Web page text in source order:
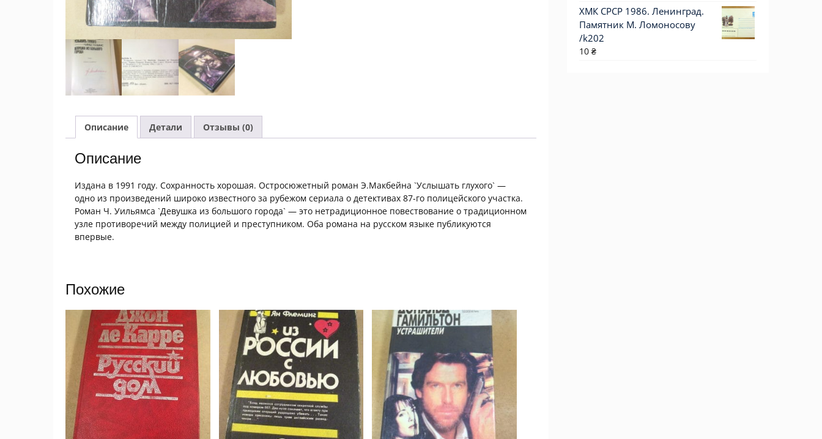
Описание Детали Отзывы (0)
Описание
Издана в 1991 году. Сохранность хорошая. Остросюжетный роман Э.Макбейна `Услышать глухого` —
одно из произведений широко известного за рубежом сериала о детективах 87-го полицейского участка.
Роман Ч. Уильямса `Девушка из большого города` — это нетрадиционное повествование о традиционном
узле противоречий между полицией и преступником. Оба романа на русском языке публикуются
впервые.
Похожие
ХМК СРСР 1986. Ленинград.
Памятник М. Ломоносову
/k202
10 ₴